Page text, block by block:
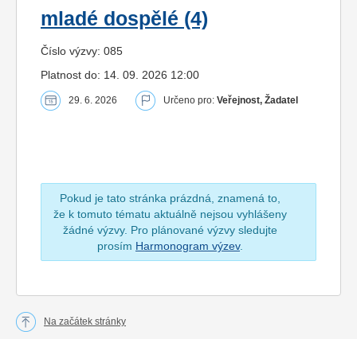
mladé dospělé (4)
Číslo výzvy: 085
Platnost do: 14. 09. 2026 12:00
29. 6. 2026 Určeno pro: Veřejnost, Žadatel
Pokud je tato stránka prázdná, znamená to,
že k tomuto tématu aktuálně nejsou vyhlášeny
žádné výzvy. Pro plánované výzvy sledujte
prosím Harmonogram výzev.
Na začátek stránky